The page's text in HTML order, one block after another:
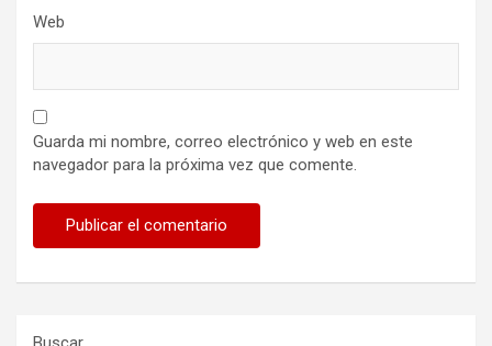
Web
Guarda mi nombre, correo electrónico y web en este
navegador para la próxima vez que comente.